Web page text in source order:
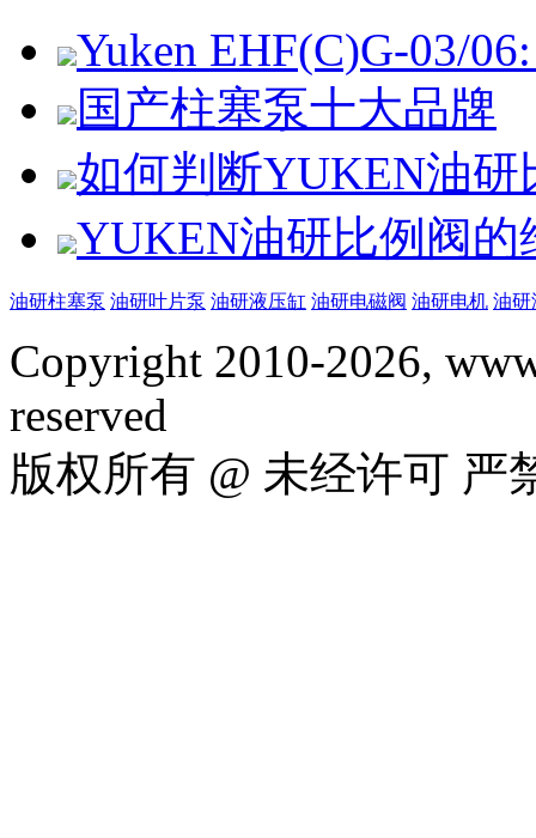
Yuken EHF(C)G-03/
国产柱塞泵十大品牌
如何判断YUKEN油
YUKEN油研比例阀的
油研柱塞泵 油研叶片泵 油研液压缸 油研电磁阀 油研电机 油研
Copyright 2010-2026,
reserved
版权所有 @ 未经许可 严